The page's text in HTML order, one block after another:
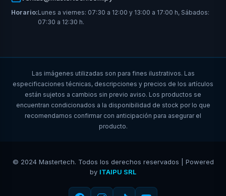
Horario:Lunes a viernes: 07:30 a 12:00 y 13:00 a 17:00 h, Sábados:
07:30 a 12:30 h.
Las imágenes utilizadas son para fines ilustrativos. Las
especificaciones técnicas, descripciones y precios de los artículos
están sujetos a cambios sin previo aviso. Los productos se
encuentran condicionados a la disponibilidad de stock por lo que
recomendamos confirmar con anticipación para asegurar el
producto.
© 2024 Mastertech. Todos los derechos reservados | Powered
by ITAIPU SRL